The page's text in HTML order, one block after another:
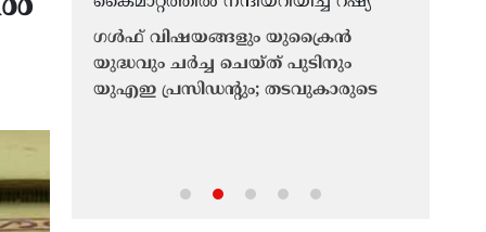
ഗൾഫ് വിഷയങ്ങളും യുക്രൈൻ
യുദ്ധവും ചർച്ച ചെയ്ത് പുടിനും
യുഎഇ പ്രസിഡന്റും; തടവുകാരുടെ